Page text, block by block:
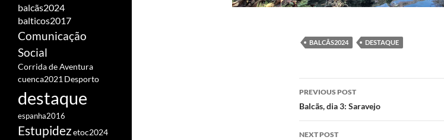
BALCÃS2024 DESTAQUE
Post
navigation
PREVIOUS POST
Balcãs, dia 3: Saravejo
NEXT POST
balcãs2024
balticos2017
Comunicação
Social
Corrida de Aventura
cuenca2021 Desporto
destaque
espanha2016
Estupidezetoc2024